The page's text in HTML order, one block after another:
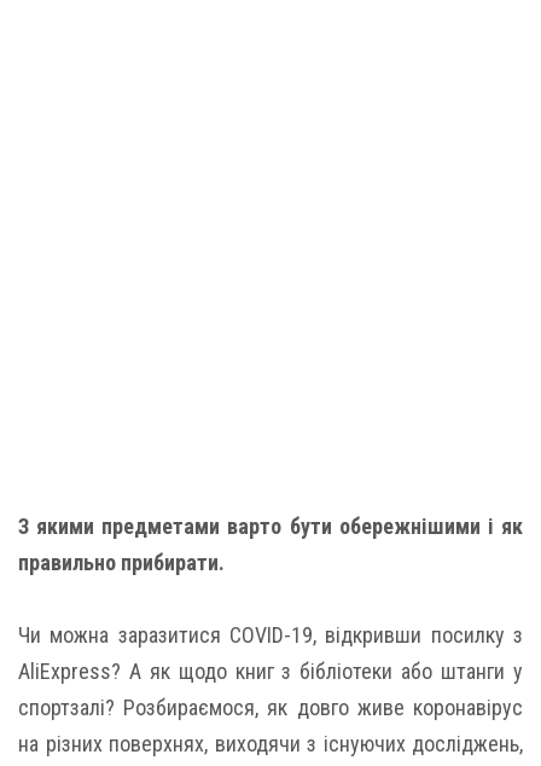
З якими предметами варто бути обережнішими і як
правильно прибирати.
Чи можна заразитися COVID-19, відкривши посилку з
AliExpress? А як щодо книг з бібліотеки або штанги у
спортзалі? Розбираємося, як довго живе коронавірус
на різних поверхнях, виходячи з існуючих досліджень,